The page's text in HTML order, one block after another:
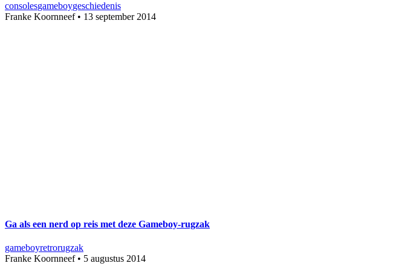
consolesgameboygeschiedenis
Franke Koornneef• 13 september 2014
Ga als een nerd op reis met deze Gameboy-rugzak
gameboyretrorugzak
Franke Koornneef• 5 augustus 2014